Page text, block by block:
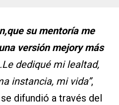
su mentoría me
versión mejory más
.Le dediqué mi lealtad,
instancia, mi vida”,
difundió a través del